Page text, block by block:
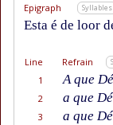
Epigraph
Syllables
Esta é de loor
Line Refrain
1
A que
2
a que
3
a que